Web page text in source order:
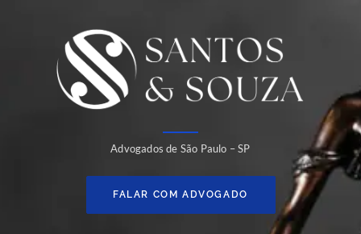
Advogados de São Paulo – SP
FALAR COM ADVOGADO